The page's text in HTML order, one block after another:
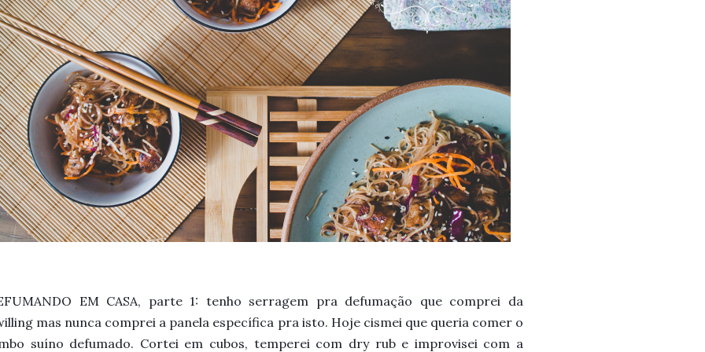
EM CASA, parte 1: tenho serragem pra defumação que comprei da
mas nunca comprei a panela específica pra isto. Hoje cismei que queria comer o
suíno defumado. Cortei em cubos, temperei com dry rub e improvisei com a